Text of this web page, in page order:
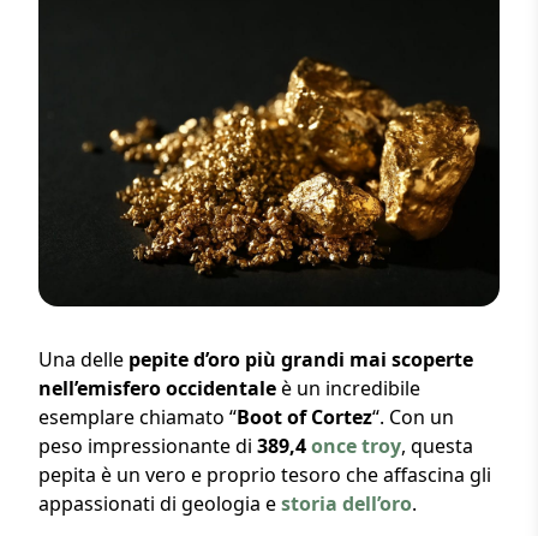
Una delle pepite d’oro più grandi mai scoperte
nell’emisfero occidentaleè un incredibile
esemplare chiamato “Boot of Cortez“. Con un
peso impressionante di 389,4once troy, questa
pepita è un vero e proprio tesoro che affascina gli
appassionati di geologia estoria dell’oro.